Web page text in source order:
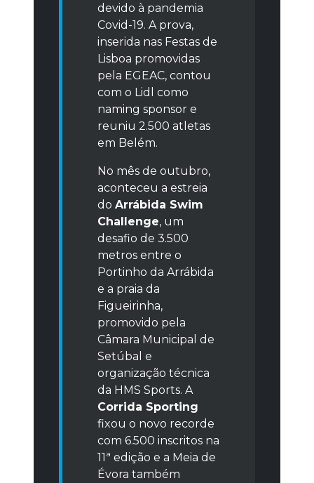
devido à pandemia
Covid-19. A prova,
inserida nas Festas de
Lisboa promovidas
pela EGEAC, contou
com o Lidl como
naming sponsor e
reuniu 2.500 atletas
em Belém.
No mês de outubro,
aconteceu a estreia
do Arrábida Swim
Challenge, um
desafio de 3.500
metros entre o
Portinho da Arrábida
e a praia da
Figueirinha,
promovido pela
Câmara Municipal de
Setúbal e
organização técnica
da HMS Sports. A
Corrida Sporting
fixou o novo recorde
com 6.500 inscritos na
11ª edição e a Meia de
Évora também